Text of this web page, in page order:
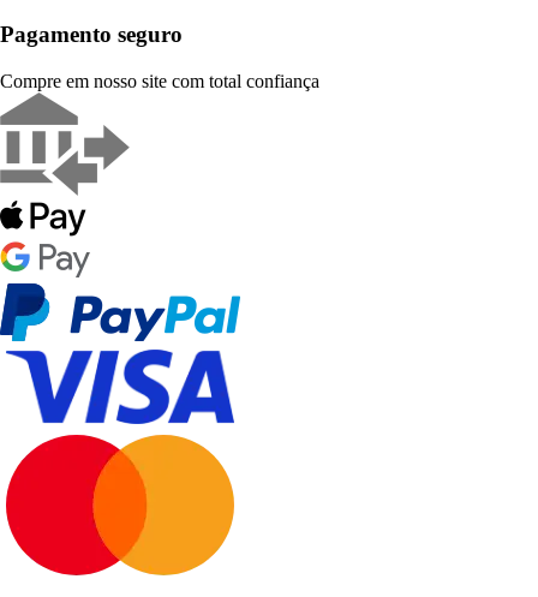
Pagamento seguro
Compre em nosso site com total confiança